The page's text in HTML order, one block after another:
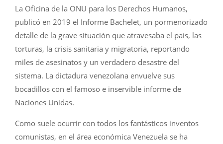
La Oficina de la ONU para los Derechos Humanos,
publicó en 2019 el Informe Bachelet, un pormenorizado
detalle de la grave situación que atravesaba el país, las
torturas, la crisis sanitaria y migratoria, reportando
miles de asesinatos y un verdadero desastre del
sistema. La dictadura venezolana envuelve sus
bocadillos con el famoso e inservible informe de
Naciones Unidas.
Como suele ocurrir con todos los fantásticos inventos
comunistas, en el área económica Venezuela se ha